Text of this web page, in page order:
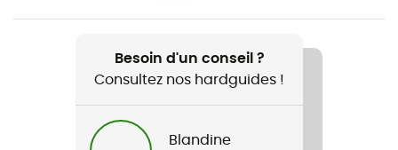
Besoin d'un conseil ?
Consultez nos hardguides !
Blandine